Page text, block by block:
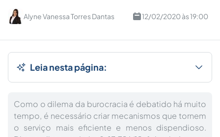
Alyne Vanessa Torres Dantas 12/02/2020 às 19:00
Leia nesta página:
Como o dilema da burocracia é debatido há muito
tempo, é necessário criar mecanismos que tornem
o serviço mais eficiente e menos dispendioso.